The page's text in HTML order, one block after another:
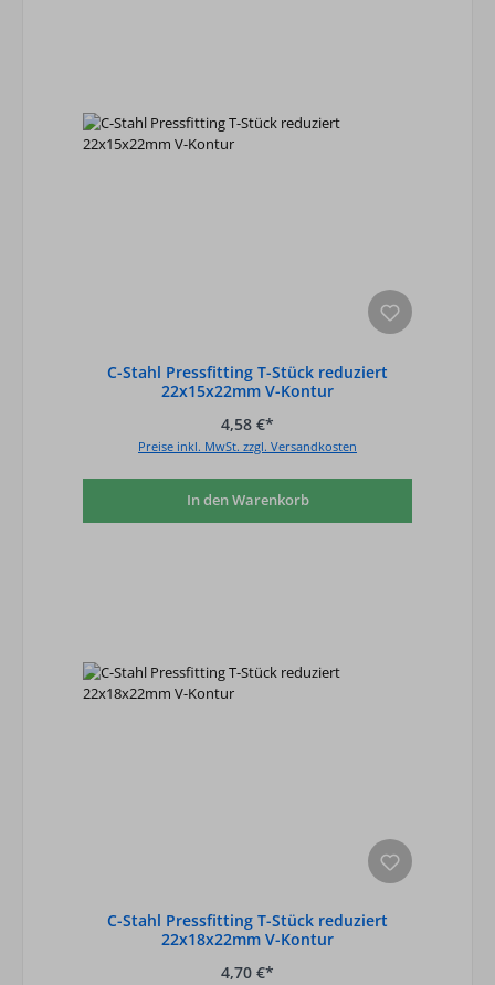
C-Stahl Pressfitting T-Stück reduziert
22x15x22mm V-Kontur
4,58 €*
Preise inkl. MwSt. zzgl. Versandkosten
In den Warenkorb
C-Stahl Pressfitting T-Stück reduziert
22x18x22mm V-Kontur
4,70 €*